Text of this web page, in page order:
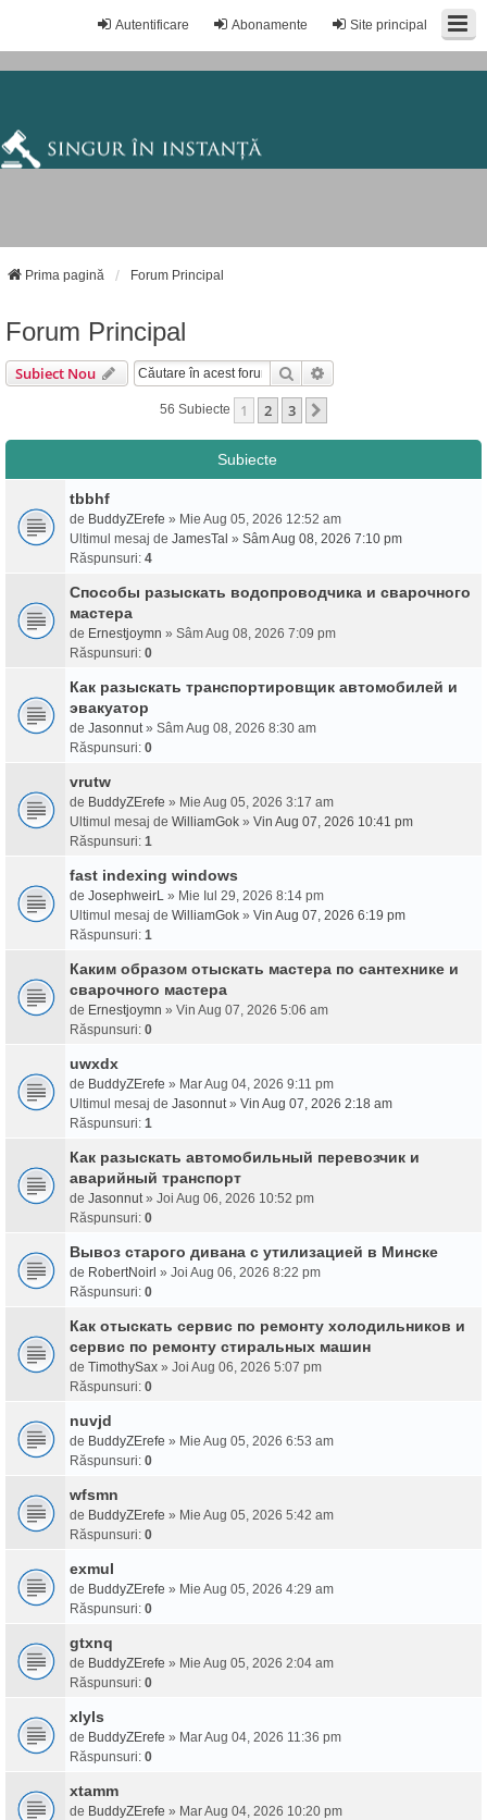
Site principal
Abonamente
Autentificare
Prima pagină Forum Principal
Forum Principal
Subiect Nou Căutare
56 Subiecte 1 2 3
Subiecte
tbbhf
de BuddyZErefe » Mie Aug 05, 2026 12:52 am
Ultimul mesaj de JamesTal » Sâm Aug 08, 2026 7:10 pm
Răspunsuri: 4
Способы разыскать водопроводчика и сварочного
мастера
de Ernestjoymn » Sâm Aug 08, 2026 7:09 pm
Răspunsuri: 0
Как разыскать транспортировщик автомобилей и
эвакуатор
de Jasonnut» Sâm Aug 08, 2026 8:30 am
Răspunsuri: 0
vrutw
de BuddyZErefe » Mie Aug 05, 2026 3:17 am
Ultimul mesaj de WilliamGok » Vin Aug 07, 2026 10:41 pm
Răspunsuri: 1
fast indexing windows
de JosephweirL » Mie Iul 29, 2026 8:14 pm
Ultimul mesaj de WilliamGok » Vin Aug 07, 2026 6:19 pm
Răspunsuri: 1
Каким образом отыскать мастера по сантехнике и
сварочного мастера
de Ernestjoymn » Vin Aug 07, 2026 5:06 am
Răspunsuri: 0
uwxdx
de BuddyZErefe » Mar Aug 04, 2026 9:11 pm
Ultimul mesaj de Jasonnut» Vin Aug 07, 2026 2:18 am
Răspunsuri: 1
Как разыскать автомобильный перевозчик и
аварийный транспорт
de Jasonnut» Joi Aug 06, 2026 10:52 pm
Răspunsuri: 0
Вывоз старого дивана с утилизацией в Минске
de RobertNoirl » Joi Aug 06, 2026 8:22 pm
Răspunsuri: 0
Как отыскать сервис по ремонту холодильников и
сервис по ремонту стиральных машин
de TimothySax » Joi Aug 06, 2026 5:07 pm
Răspunsuri: 0
nuvjd
de BuddyZErefe » Mie Aug 05, 2026 6:53 am
Răspunsuri: 0
wfsmn
de BuddyZErefe » Mie Aug 05, 2026 5:42 am
Răspunsuri: 0
exmul
de BuddyZErefe » Mie Aug 05, 2026 4:29 am
Răspunsuri: 0
gtxnq
de BuddyZErefe » Mie Aug 05, 2026 2:04 am
Răspunsuri: 0
xlyls
de BuddyZErefe » Mar Aug 04, 2026 11:36 pm
Răspunsuri: 0
xtamm
de BuddyZErefe » Mar Aug 04, 2026 10:20 pm